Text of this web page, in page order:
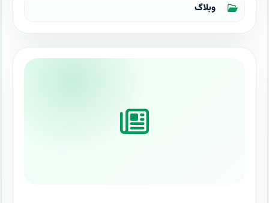
وبلاگ